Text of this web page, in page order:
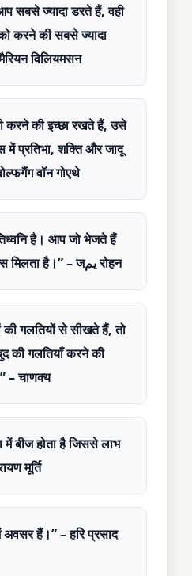
सबसे ज्यादा डरते हैं, वही
करने की सबसे ज्यादा
विलियमसन
करने की इच्छा रखते हैं, उसे
प्रतिभा, शक्ति और जादू
वॉन गोएथे
है। आप जो भेजते हैं
वही आपको वापस मिलता है।” – जيم रोहन
की गलतियों से सीखते हैं, तो
की गलतियाँ करने की
– चाणक्य
में बीज होता है जिससे लाभ
मूर्ति
हैं।” – हरि प्रसाद